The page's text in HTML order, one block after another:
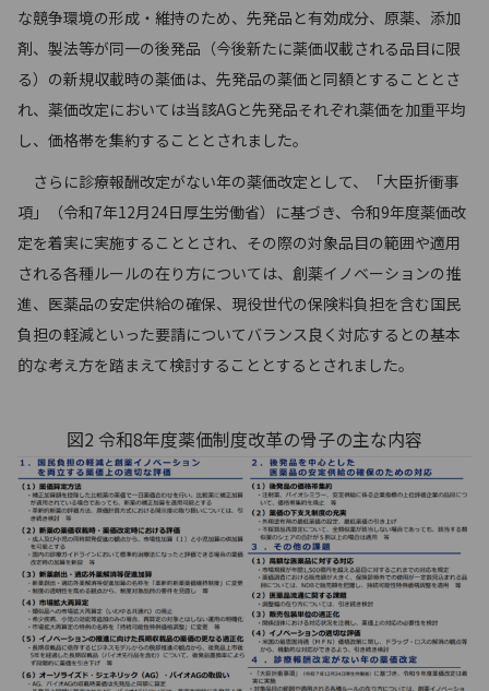
な競争環境の形成・維持のため、先発品と有効成分、原薬、添加
剤、製法等が同一の後発品（今後新たに薬価収載される品目に限
る）の新規収載時の薬価は、先発品の薬価と同額とすることとさ
れ、薬価改定においては当該AGと先発品それぞれ薬価を加重平均
し、価格帯を集約することとされました。
さらに診療報酬改定がない年の薬価改定として、「大臣折衝事
項」（令和7年12月24日厚生労働省）に基づき、令和9年度薬価改
定を着実に実施することとされ、その際の対象品目の範囲や適用
される各種ルールの在り方については、創薬イノベーションの推
進、医薬品の安定供給の確保、現役世代の保険料負担を含む国民
負担の軽減といった要請についてバランス良く対応するとの基本
的な考え方を踏まえて検討することとするとされました。
図2 令和8年度薬価制度改革の骨子の主な内容